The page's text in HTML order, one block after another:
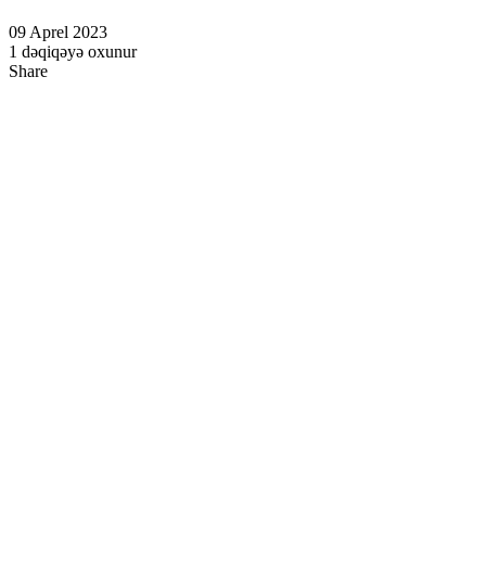
09 Aprel 2023
1 dəqiqəyə oxunur
Share